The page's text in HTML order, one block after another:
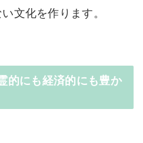
文化を作ります。
的にも経済的にも豊か